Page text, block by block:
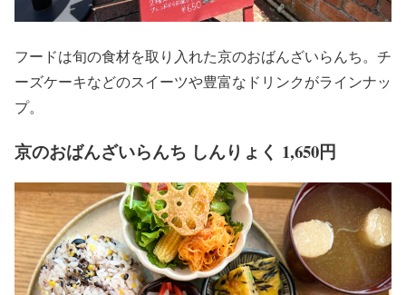
フードは旬の食材を取り入れた京のおばんざいらんち。チ
ーズケーキなどのスイーツや豊富なドリンクがラインナッ
プ。
京のおばんざいらんち しんりょく 1,650円